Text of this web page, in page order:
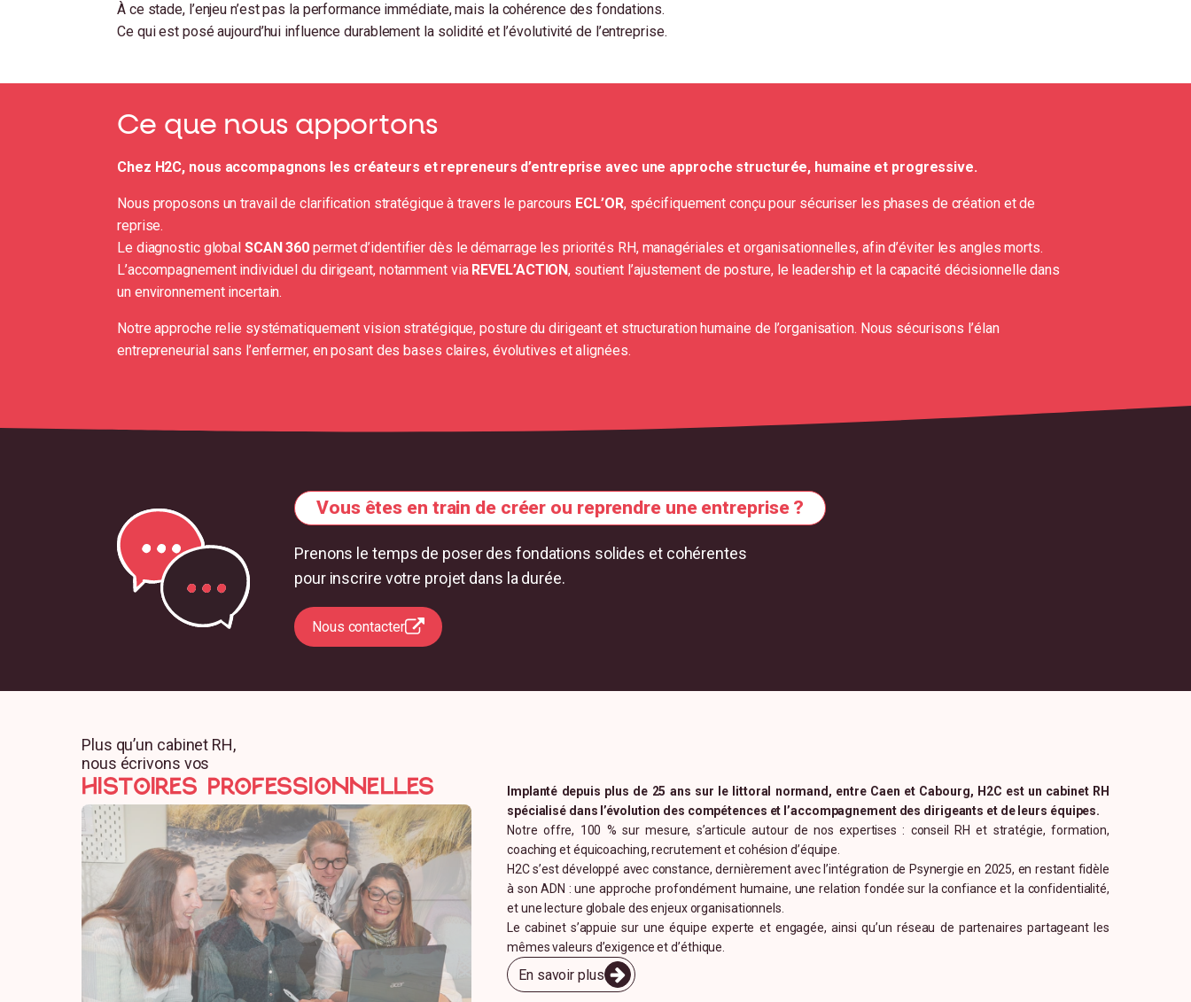
Ce qui est posé aujourd’hui influence durablement la solidité et l’évolutivité de l’entreprise.
reprise.
Le diagnostic global
L’accompagnement individuel du dirigeant, notamment viaREVEL’ACTION, soutient l’ajustement de posture, le leadership et la capacité décisionnelle dans
un environnement incertain.
entrepreneurial sans l’enfermer, en posant des bases claires, évolutives et alignées.
Vous êtes en train de créer ou reprendre une entreprise ?
Prenons le temps de poser des fondations solides et cohérentes
pour inscrire votre projet dans la durée.
Nous contacter
nous écrivons vos
HISTOIRES professionnelles
spécialisé dans l’évolution des compétences et l’accompagnement des dirigeants et de leurs équipes.
Notre offre, 100 % sur mesure, s’articule autour de nos expertises : conseil RH et stratégie, formation,
coaching et équicoaching, recrutement et cohésion d’équipe.
H2C s’est développé avec constance, dernièrement avec l’intégration de Psynergie en 2025, en restant fidèle
à son ADN : une approche profondément humaine, une relation fondée sur la confiance et la confidentialité,
et une lecture globale des enjeux organisationnels.
Le cabinet s’appuie sur une équipe experte et engagée, ainsi qu’un réseau de partenaires partageant les
mêmes valeurs d’exigence et d’éthique.
En savoir plus